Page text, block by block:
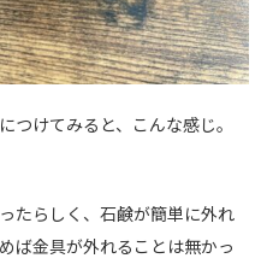
つけてみると、こんな感じ。
たらしく、石鹸が簡単に外れ
ば金具が外れることは無かっ